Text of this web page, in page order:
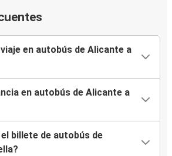
en autobús de Alicante a
en autobús de Alicante a
billete de autobús de